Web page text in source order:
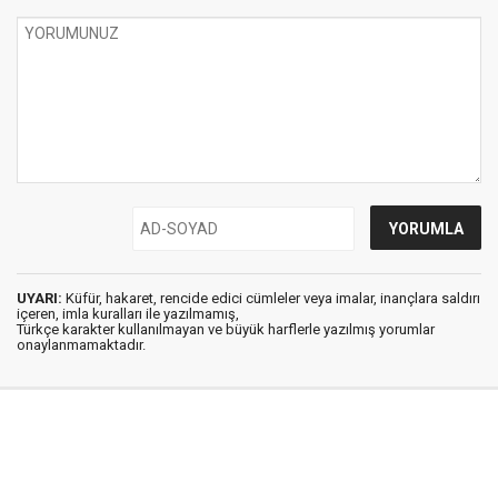
UYARI: Küfür, hakaret, rencide edici cümleler veya imalar, inançlara saldırı
içeren, imla kuralları ile yazılmamış,
Türkçe karakter kullanılmayan ve büyük harflerle yazılmış yorumlar
onaylanmamaktadır.